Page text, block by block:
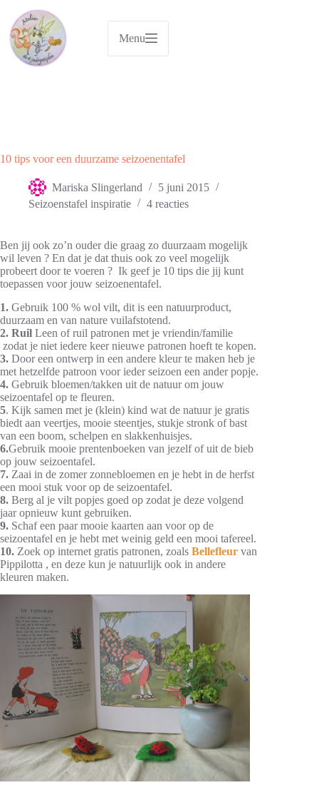
naar
inhoud
Menu
10 tips voor een duurzame seizoenentafel
Mariska Slingerland
5 juni 2015
Seizoenstafel inspiratie
4 reacties
Ben jij ook zo’n ouder die graag zo duurzaam mogelijk
wil leven ? En dat je dat thuis ook zo veel mogelijk
probeert door te voeren ? Ik geef je 10 tips die jij kunt
toepassen voor jouw seizoenentafel.
1. Gebruik 100 % wol vilt, dit is een natuurproduct,
duurzaam en van nature vuilafstotend.
2. Ruil Leen of ruil patronen met je vriendin/familie
zodat je niet iedere keer nieuwe patronen hoeft te kopen.
3. Door een ontwerp in een andere kleur te maken heb je
met hetzelfde patroon voor ieder seizoen een ander popje.
4. Gebruik bloemen/takken uit de natuur om jouw
seizoentafel op te fleuren.
5. Kijk samen met je (klein) kind wat de natuur je gratis
biedt aan veertjes, mooie steentjes, stukje stronk of bast
van een boom, schelpen en slakkenhuisjes.
6.Gebruik mooie prentenboeken van jezelf of uit de bieb
op jouw seizoentafel.
7. Zaai in de zomer zonnebloemen en je hebt in de herfst
een mooi stuk voor op de seizoentafel.
8. Berg al je vilt popjes goed op zodat je deze volgend
jaar opnieuw kunt gebruiken.
9. Schaf een paar mooie kaarten aan voor op de
seizoentafel en je hebt met weinig geld een mooi tafereel.
10. Zoek op internet gratis patronen, zoals Bellefleur van
Pippilotta , en deze kun je natuurlijk ook in andere
kleuren maken.